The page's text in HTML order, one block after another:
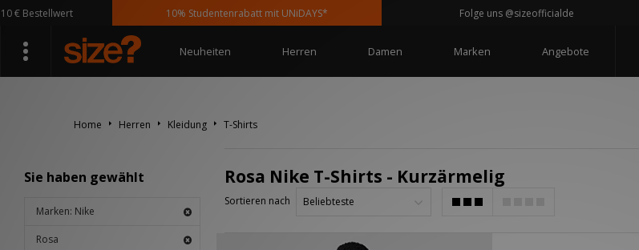
Bestellwert 10% Studentenrabatt mit UNiDAYS* Folge uns @sizeofficialde
Neuheiten Herren Damen Marken Angebote
Home Herren Kleidung T-Shirts
Sie haben gewählt
Marken: Nike
Rosa
Rosa Nike T-Shirts - Kurzärmelig
Sortieren nach